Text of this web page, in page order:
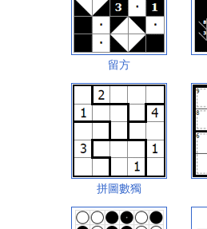
留方
拼圖數獨